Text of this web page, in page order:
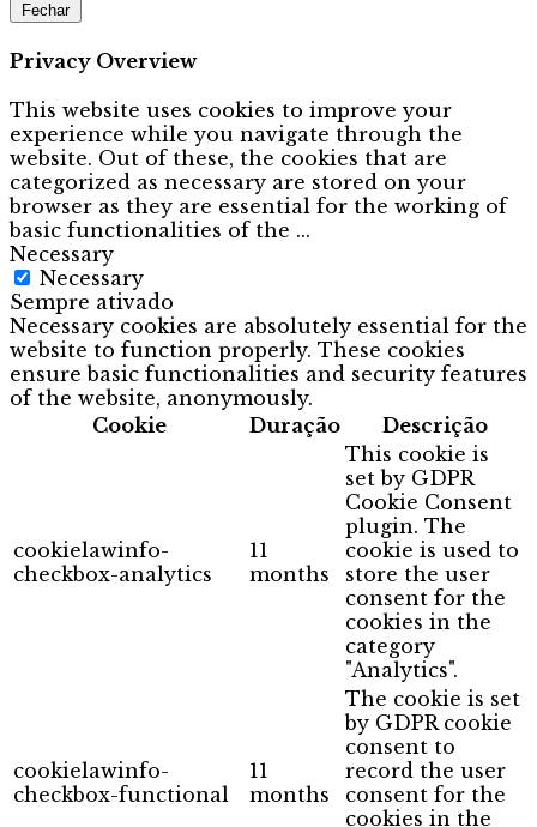
Fechar
Privacy Overview
This website uses cookies to improve your
experience while you navigate through the
website. Out of these, the cookies that are
categorized as necessary are stored on your
browser as they are essential for the working of
basic functionalities of the ...
Necessary
Necessary
Sempre ativado
Necessary cookies are absolutely essential for the
website to function properly. These cookies
ensure basic functionalities and security features
of the website, anonymously.
Cookie
Duração Descrição
cookielawinfo-
checkbox-analytics
11
months
This cookie is
set by GDPR
Cookie Consent
plugin. The
cookie is used to
store the user
consent for the
cookies in the
category
"Analytics".
cookielawinfo-
checkbox-functional
11
months
The cookie is set
by GDPR cookie
consent to
record the user
consent for the
cookies in the